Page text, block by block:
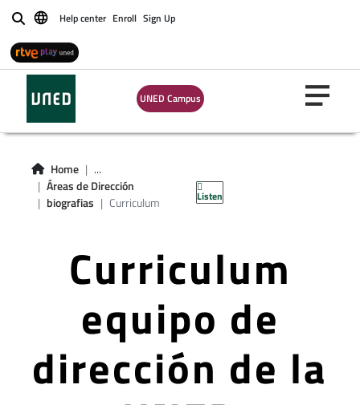
BuscarHelp center Enroll Sign Up
UNED Campus
Home
...
Áreas de Dirección
biografias
Curriculum Listen
Curriculum
equipo de
dirección de la